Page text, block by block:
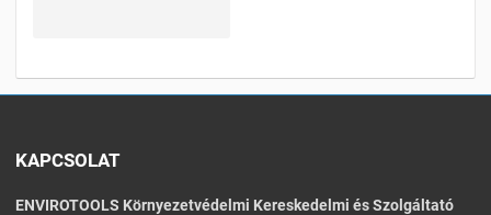
KAPCSOLAT
ENVIROTOOLS Környezetvédelmi Kereskedelmi és Szolgáltató